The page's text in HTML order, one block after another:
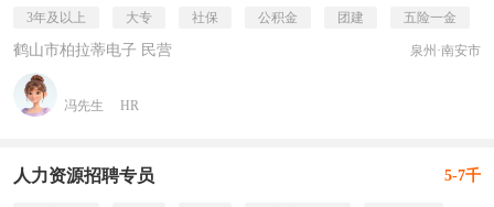
3年及以上 大专 社保 公积金 团建 五险一金
鹤山市柏拉蒂电子 民营 泉州·南安市
冯先生 HR
人力资源招聘专员 5-7千